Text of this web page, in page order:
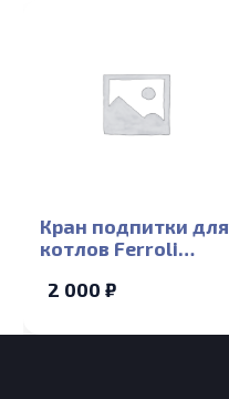
Кран подпитки для
котлов Ferroli
2 000 ₽